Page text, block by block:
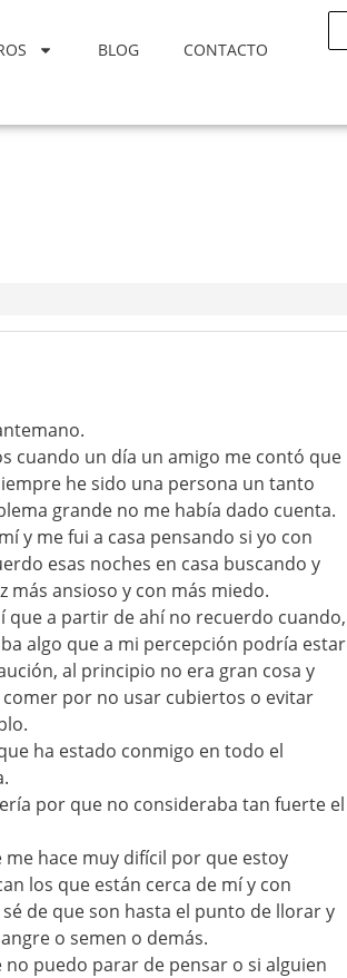
BLOG CONTACTO
cuando un día un amigo me contó que
he sido una persona un tanto
grande no me había dado cuenta.
y me fui a casa pensando si yo con
esas noches en casa buscando y
más ansioso y con más miedo.
que a partir de ahí no recuerdo cuando,
algo que a mi percepción podría estar
al principio no era gran cosa y
por no usar cubiertos o evitar
ha estado conmigo en todo el
por que no consideraba tan fuerte el
me hace muy difícil por que estoy
los que están cerca de mí y con
de que son hasta el punto de llorar y
o semen o demás.
puedo parar de pensar o si alguien